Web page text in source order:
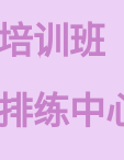
训班
练中